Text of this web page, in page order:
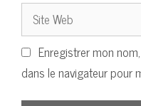
Site
Web
Enregistrer mon
dans le navigateur pour